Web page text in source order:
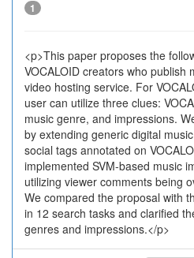
1
<p>This paper proposes the
VOCALOID creators who publish
video hosting service. For
user can utilize three clues:
music genre, and impressions.
by extending generic digital
social tags annotated on
implemented SVM-based music
utilizing viewer comments being
We compared the proposal with
in 12 search tasks and clarified
genres and impressions.</p>